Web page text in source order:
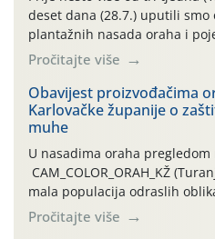
deset dana (28.7.) uputili
plantažnih nasada oraha i
leta i ovogodišnjoj potrebi
orahove muhe (Rhagoletis
traje drugi ovogodišnji
izražen zadnja šest dana
temperature zraka
Pročitajte više
Obavijest proizvođačima
Karlovačke županije o
muhe
U nasadima oraha
CAM_COLOR_ORAH_KŽ
mala populacija odraslih
(Rhagoletis completa). Niska
činjenicom da je riječ o
Pročitajte više